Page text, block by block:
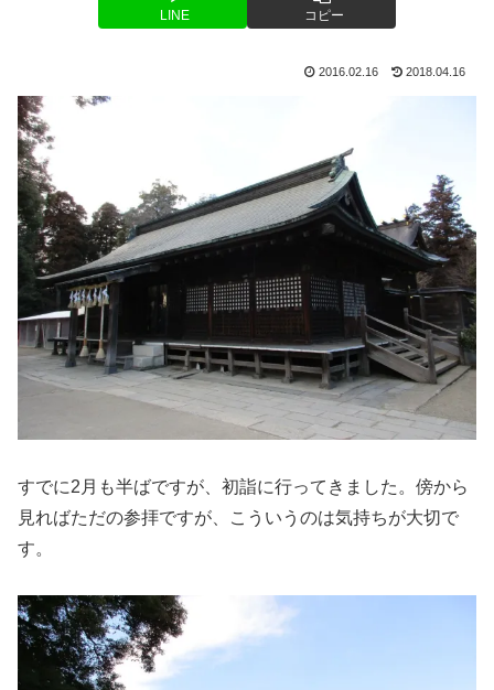
LINE コピー
2016.02.16 2018.04.16
すでに2月も半ばですが、初詣に行ってきました。傍から
見ればただの参拝ですが、こういうのは気持ちが大切で
す。